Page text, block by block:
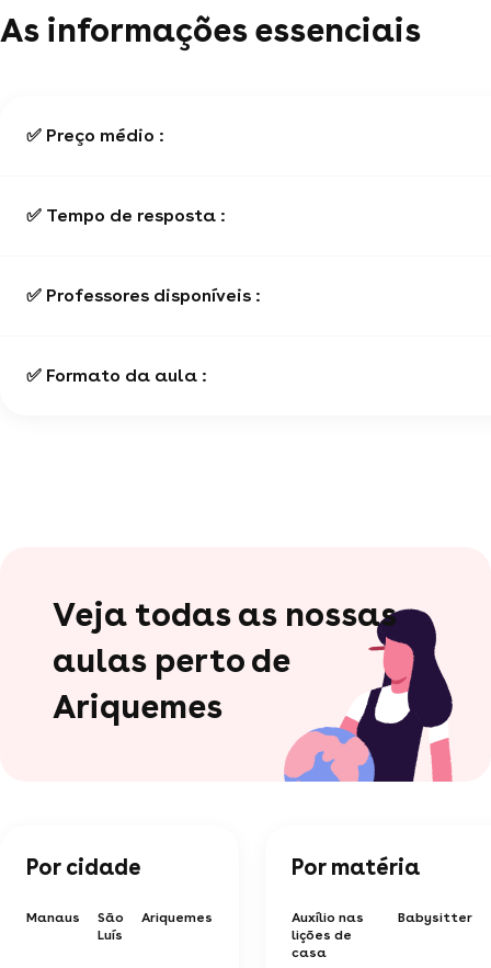
As informações essenciais
✅ Preço médio :
✅ Tempo de resposta :
✅ Professores disponíveis :
✅ Formato da aula :
Veja todas as nossas
aulas perto de
Ariquemes
Por cidade
Manaus
São
Luís
Ariquemes
Por matéria
Auxílio nas
lições de
casa
Babysitter